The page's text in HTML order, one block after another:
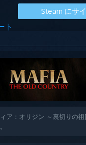
ト
Steam にサ
ア：オリジン ～裏切りの